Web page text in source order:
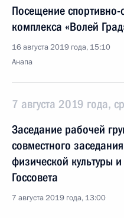
Посещение спортивно-
комплекса «Волей
16 августа 2019 года, 15:10
Анапа
7 августа 2019 года,
Заседание рабочей
совместного
физической культуры
Госсовета
7 августа 2019 года, 13:00